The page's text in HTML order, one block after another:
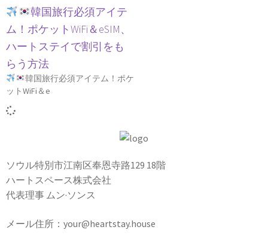
韓国旅行必須アイテ
ム！ポケットWiFi＆eSIM、
ハートステイで割引をも
らう方法
韓国旅行必須アイテム！ポケ
ットWiFi＆e
ソウル特別市江南区奉恩寺路129 18階
ハートスペース株式会社
代表理事 ムン·ソンス
メール住所：your@heartstay.house